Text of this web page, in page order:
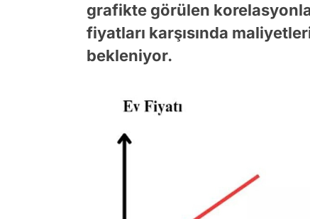
grafikte görülen
fiyatları karşısında
bekleniyor.